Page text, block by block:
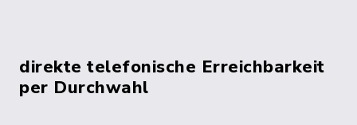
direkte telefonische Erreichbarkeit
per Durchwahl